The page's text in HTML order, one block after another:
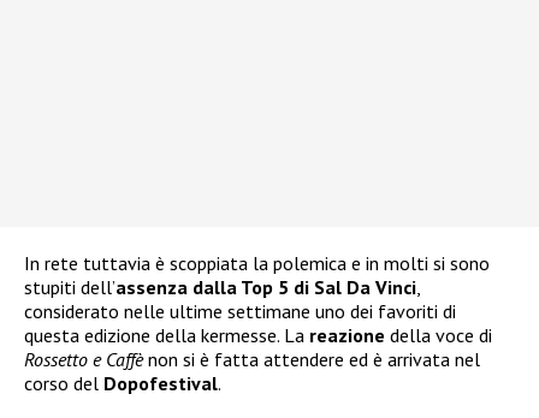
In rete tuttavia è scoppiata la polemica e in molti si sono
stupiti dell’assenza dalla Top 5 di Sal Da Vinci,
considerato nelle ultime settimane uno dei favoriti di
questa edizione della kermesse. La reazione della voce di
Rossetto e Caffènon si è fatta attendere ed è arrivata nel
corso del Dopofestival.